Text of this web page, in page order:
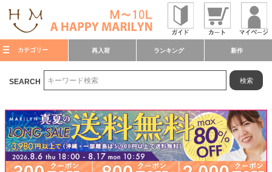
カテゴリー 再入荷 ランキング 新作
SEARCH 検索